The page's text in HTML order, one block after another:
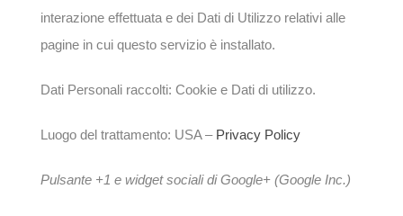
interazione effettuata e dei Dati di Utilizzo relativi alle
pagine in cui questo servizio è installato.
Dati Personali raccolti: Cookie e Dati di utilizzo.
Luogo del trattamento: USA – Privacy Policy
Pulsante +1 e widget sociali di Google+ (Google Inc.)